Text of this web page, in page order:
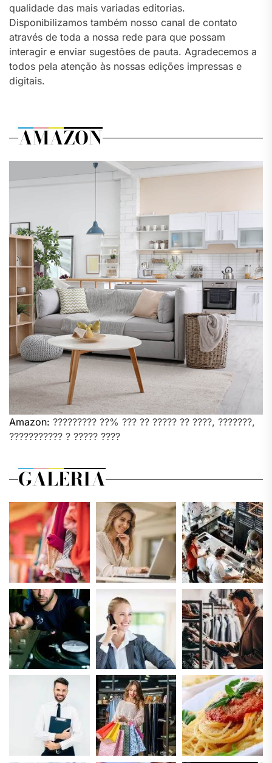
qualidade das mais variadas editorias.
Disponibilizamos também nosso canal de contato
através de toda a nossa rede para que possam
interagir e enviar sugestões de pauta. Agradecemos a
todos pela atenção às nossas edições impressas e
digitais.
AMAZON
Amazon: ????????? ??% ??? ?? ????? ?? ????, ???????,
??????????? ? ????? ????
GALERIA